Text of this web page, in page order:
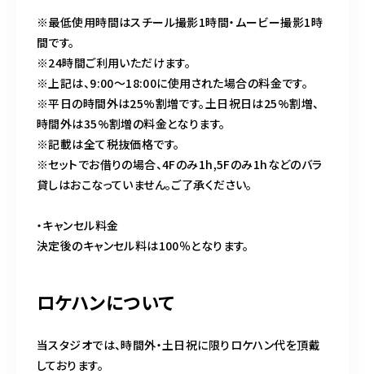
※最低使用時間はスチール撮影1時間・ムービー撮影1時
間です。
※24時間ご利用いただけます。
※上記は、9:00～18:00に使用された場合の料金です。
※平日の時間外は25%割増です。土日祝日は25%割増、
時間外は35%割増の料金となります。
※記載は全て税抜価格です。
※セットでお借りの場合、4Fのみ1h,5Fのみ1hなどのバラ
貸しはおこなっていません。ご了承ください。
・キャンセル料金
決定後のキャンセル料は100％となります。
ロケハンについて
当スタジオでは、時間外・土日祝に限りロケハン代を頂戴
しております。